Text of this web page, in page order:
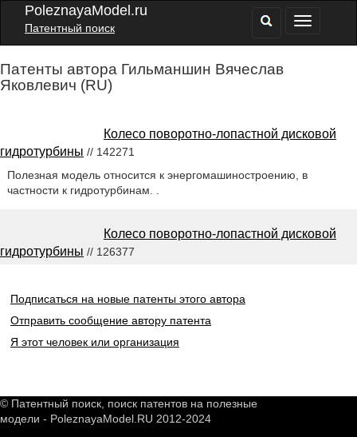
PoleznayaModel.ru
Патентный поиск
Патенты автора Гильманшин Вячеслав
Яковлевич (RU)
Колесо поворотно-лопастной дисковой
гидротурбины // 142271
Полезная модель относится к энергомашиностроению, в
частности к гидротурбинам. .
Колесо поворотно-лопастной дисковой
гидротурбины // 126377
Подписаться на новые патенты этого автора
Отправить сообщение автору патента
Я этот человек или организация
© Патентный поиск, поиск патентов на полезные
модели - PoleznayaModel.RU 2012-2024